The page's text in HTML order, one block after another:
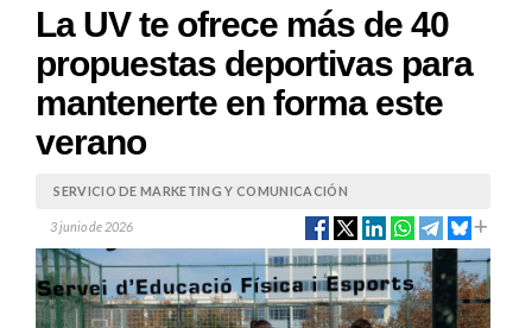
La UV te ofrece más de 40
propuestas deportivas para
mantenerte en forma este
verano
SERVICIO DE MARKETING Y COMUNICACIÓN
3 junio de 2026